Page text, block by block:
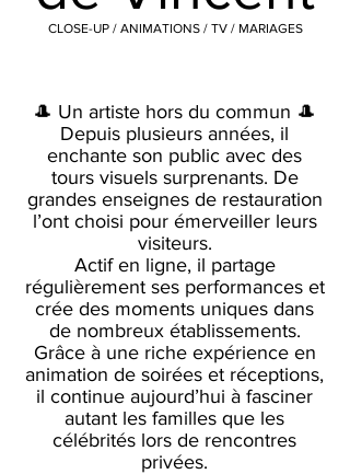
CLOSE-UP / ANIMATIONS / TV / MARIAGES
🎩 Un artiste hors du commun 🎩
Depuis plusieurs années, il
enchante son public avec des
tours visuels surprenants. De
grandes enseignes de restauration
l’ont choisi pour émerveiller leurs
visiteurs.
Actif en ligne, il partage
régulièrement ses performances et
crée des moments uniques dans
de nombreux établissements.
Grâce à une riche expérience en
animation de soirées et réceptions,
il continue aujourd’hui à fasciner
autant les familles que les
célébrités lors de rencontres
privées.